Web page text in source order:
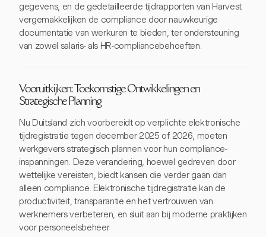
gegevens, en de gedetailleerde tijdrapporten van Harvest
vergemakkelijken de compliance door nauwkeurige
documentatie van werkuren te bieden, ter ondersteuning
van zowel salaris- als HR-compliancebehoeften.
Vooruitkijken: Toekomstige Ontwikkelingen en
Strategische Planning
Nu Duitsland zich voorbereidt op verplichte elektronische
tijdregistratie tegen december 2025 of 2026, moeten
werkgevers strategisch plannen voor hun compliance-
inspanningen. Deze verandering, hoewel gedreven door
wettelijke vereisten, biedt kansen die verder gaan dan
alleen compliance. Elektronische tijdregistratie kan de
productiviteit, transparantie en het vertrouwen van
werknemers verbeteren, en sluit aan bij moderne praktijken
voor personeelsbeheer.